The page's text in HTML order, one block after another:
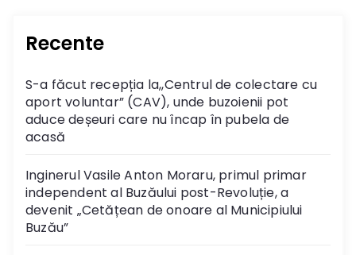
Recente
S-a făcut recepția la,,Centrul de colectare cu
aport voluntar” (CAV), unde buzoienii pot
aduce deșeuri care nu încap în pubela de
acasă
Inginerul Vasile Anton Moraru, primul primar
independent al Buzăului post-Revoluție, a
devenit „Cetățean de onoare al Municipiului
Buzău”